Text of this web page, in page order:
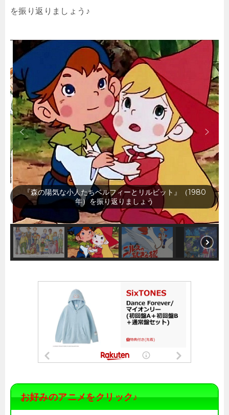
を振り返りましょう♪
『森の陽気な小人たちベルフィーとリルビット』（1980
年）を振り返りましょう
お好みのアニメをクリック♪